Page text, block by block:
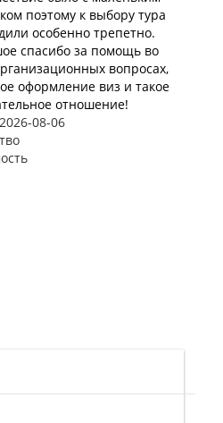
поэтому к выбору тура
особенно трепетно.
спасибо за помощь во
вопросах,
оформление виз и такое
отношение!
08-06